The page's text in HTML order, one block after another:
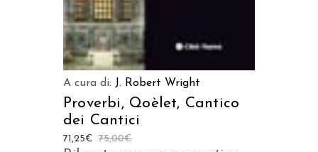
A cura di: J. Robert Wright
Proverbi, Qoèlet, Cantico
dei Cantici
75,00€
71,25€